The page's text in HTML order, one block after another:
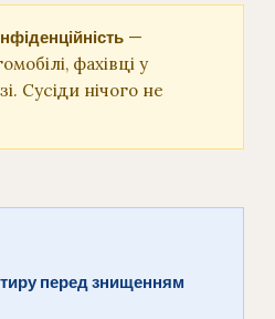
—
фахівці у
Сусіди нічого не
перед знищенням